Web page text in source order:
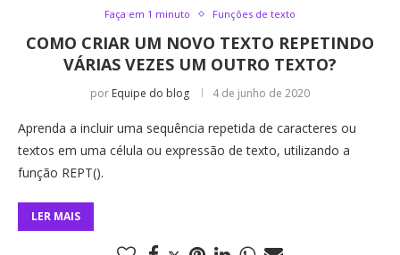
Faça em 1 minuto Funções de texto
COMO CRIAR UM NOVO TEXTO REPETINDO
VÁRIAS VEZES UM OUTRO TEXTO?
por Equipe do blog 4 de junho de 2020
Aprenda a incluir uma sequência repetida de caracteres ou
textos em uma célula ou expressão de texto, utilizando a
função REPT().
LER MAIS